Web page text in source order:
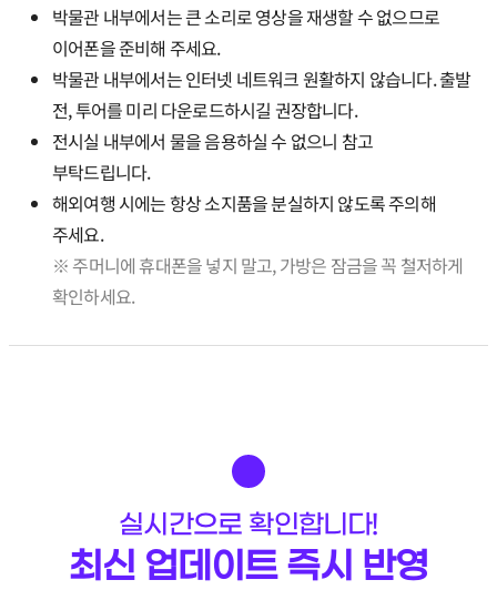
박물관 내부에서는 큰 소리로 영상을 재생할 수 없으므로
이어폰을 준비해 주세요.
박물관 내부에서는 인터넷 네트워크 원활하지 않습니다. 출발
전, 투어를 미리 다운로드하시길 권장합니다.
전시실 내부에서 물을 음용하실 수 없으니 참고
부탁드립니다.
해외여행 시에는 항상 소지품을 분실하지 않도록 주의해
주세요.
※ 주머니에 휴대폰을 넣지 말고, 가방은 잠금을 꼭 철저하게
확인하세요.
실시간으로 확인합니다!
최신 업데이트 즉시 반영